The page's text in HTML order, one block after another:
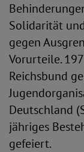
Solidarität
gegen
Vorurteile.
Reichsbund
Deutschland
jähriges
gefeiert.